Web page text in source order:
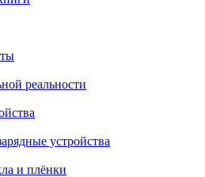
реальности
устройства
и плёнки